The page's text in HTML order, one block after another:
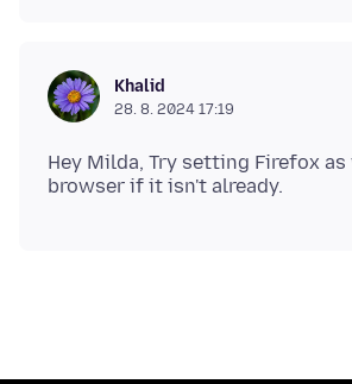
Khalid
28. 8. 2024 17:19
Hey Milda, Try setting Firefox as